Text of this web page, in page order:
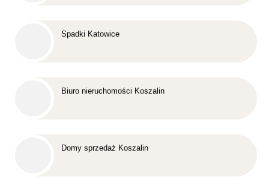
Spadki Katowice
Biuro nieruchomości Koszalin
Domy sprzedaż Koszalin